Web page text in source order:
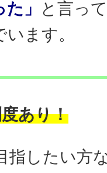
」
と言っ
ます。
あり！
指したい方